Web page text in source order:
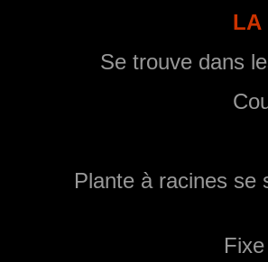
LA
Se trouve dans
Plante à racines se